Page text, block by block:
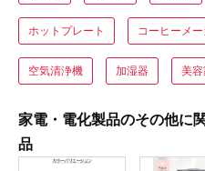
ホットプレート コーヒーメー
空気清浄機 加湿器 美
家電・電化製品のその他に
品